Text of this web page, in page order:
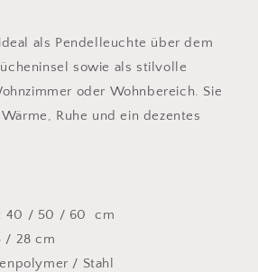
als Pendelleuchte über dem
sowie als stilvolle
oder Wohnbereich. Sie
Ruhe und ein dezentes
40 / 50 / 60 cm
/ 28 cm
/ Stahl